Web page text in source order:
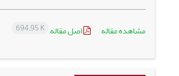
مشاهده مقاله اصل مقاله 694.95 K